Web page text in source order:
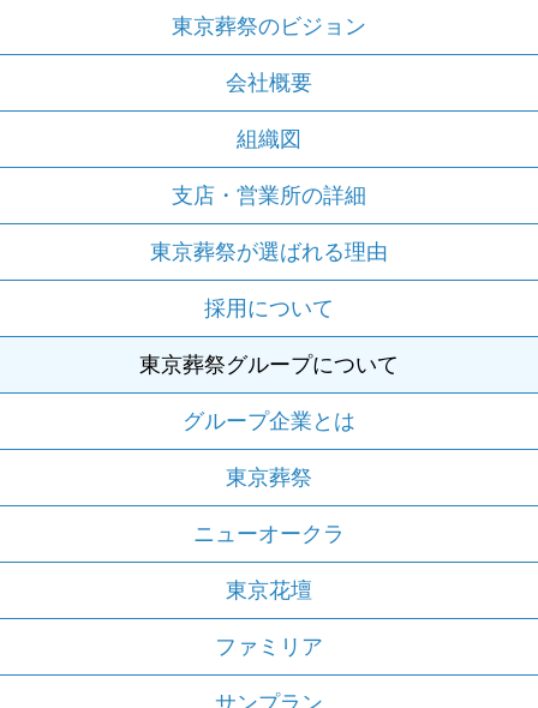
東京葬祭のビジョン
会社概要
組織図
支店・営業所の詳細
東京葬祭が選ばれる理由
採用について
東京葬祭グループについて
グループ企業とは
東京葬祭
ニューオークラ
東京花壇
ファミリア
サンプラン